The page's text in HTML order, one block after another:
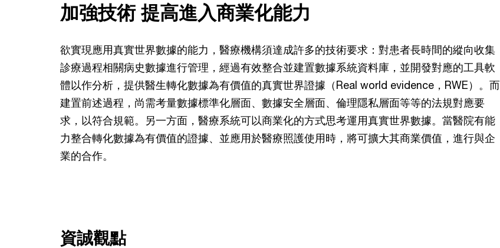
加強技術 提高進入商業化能力
欲實現應用真實世界數據的能力，醫療機構須達成許多的技術要求：對患者長時間的縱向收集
診療過程相關病史數據進行管理，經過有效整合並建置數據系統資料庫，並開發對應的工具軟
體以作分析，提供醫生轉化數據為有價值的真實世界證據（Real world evidence，RWE）。而
建置前述過程，尚需考量數據標準化層面、數據安全層面、倫理隱私層面等等的法規對應要
求，以符合規範。另一方面，醫療系統可以商業化的方式思考運用真實世界數據。當醫院有能
力整合轉化數據為有價值的證據、並應用於醫療照護使用時，將可擴大其商業價值，進行與企
業的合作。
資誠觀點